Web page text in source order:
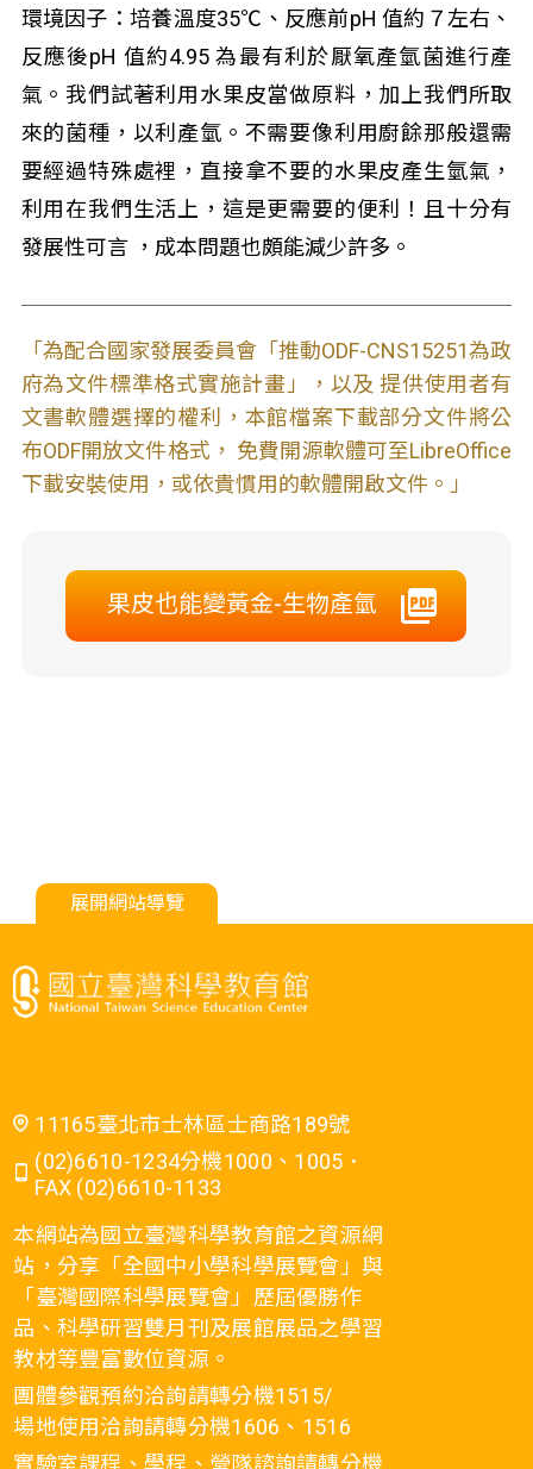
環境因子：培養溫度35℃、反應前pH 值約７左右、
反應後pH 值約4.95 為最有利於厭氧產氫菌進行產
氣。我們試著利用水果皮當做原料，加上我們所取
來的菌種，以利產氫。不需要像利用廚餘那般還需
要經過特殊處裡，直接拿不要的水果皮產生氫氣，
利用在我們生活上，這是更需要的便利！且十分有
發展性可言 ，成本問題也頗能減少許多。
「為配合國家發展委員會「推動ODF-CNS15251為政
府為文件標準格式實施計畫」，以及 提供使用者有
文書軟體選擇的權利，本館檔案下載部分文件將公
布ODF開放文件格式， 免費開源軟體可至LibreOffice
下載安裝使用，或依貴慣用的軟體開啟文件。」
果皮也能變黃金-生物產氫
展開網站導覽
11165臺北市士林區士商路189號
(02)6610-1234分機1000、1005．
FAX (02)6610-1133
本網站為國立臺灣科學教育館之資源網
站，分享「全國中小學科學展覽會」與
「臺灣國際科學展覽會」歷屆優勝作
品、科學研習雙月刊及展館展品之學習
教材等豐富數位資源。
團體參觀預約洽詢請轉分機1515/
場地使用洽詢請轉分機1606、1516